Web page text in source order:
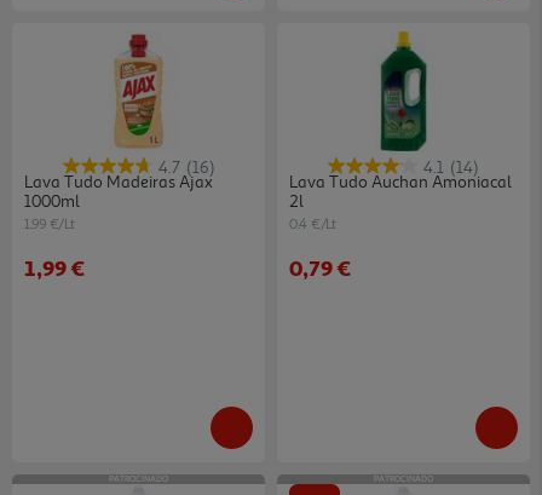
4.7 (16)
Lava Tudo Madeiras Ajax
1000ml
1.99 €/Lt
1,99 €
4.1 (14)
Lava Tudo Auchan Amoniacal
2l
0.4 €/Lt
0,79 €
PATROCINADO PATROCINADO